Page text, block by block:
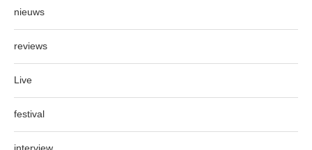
nieuws
reviews
Live
festival